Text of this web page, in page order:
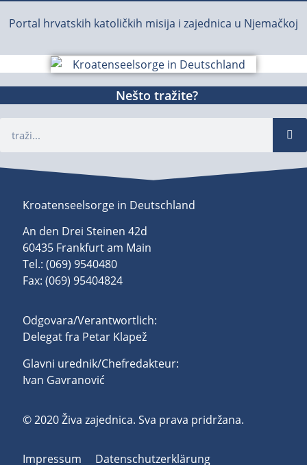
Portal hrvatskih katoličkih misija i zajednica u Njemačkoj
Nešto tražite?
Kroatenseelsorge in Deutschland
An den Drei Steinen 42d
60435 Frankfurt am Main
Tel.: (069) 9540480
Fax: (069) 95404824
Odgovara/Verantwortlich:
Delegat fra Petar Klapež
Glavni urednik/Chefredakteur:
Ivan Gavranović
© 2020 Živa zajednica. Sva prava pridržana.
Impressum
Datenschutzerklärung